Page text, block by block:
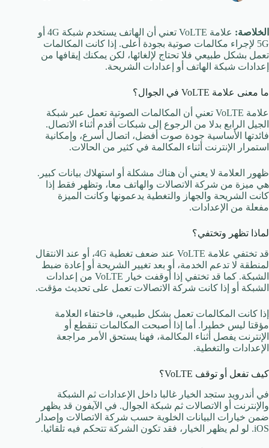
الخلاصة:
علامة VoLTE تعني أن الهاتف يستخدم شبكة 4G أو
5G لإجراء مكالمات صوتية بجودة أعلى. إذا كانت المكالمات
تعمل بشكل طبيعي فلا تحتاج لإلغائها، لكن يمكنك إيقافها من
إعدادات شبكة الهاتف أو إعدادات الشريحة.
ما معنى علامة VoLTE في الجوال؟
علامة VoLTE تعني أن المكالمات الصوتية تعمل عبر شبكة
الجيل الرابع بدلا من الرجوع إلى شبكات أقدم أثناء الاتصال.
فائدتها الأساسية جودة صوت أفضل، اتصال أسرع، وإمكانية
استمرار الإنترنت أثناء المكالمة في كثير من الحالات.
ظهور العلامة لا يعني أن هناك مشكلة أو استهلاك بيانات كبير.
هي ميزة من شركة الاتصالات والهاتف معا، وتظهر فقط إذا
كانت الشريحة والجهاز والتغطية يدعمونها وكانت الميزة
مفعلة من الإعدادات.
لماذا تظهر وتختفي؟
قد تختفي علامة VoLTE عند ضعف تغطية 4G، أو عند الانتقال
لمنطقة لا تدعم الخدمة، أو بعد تغيير الشريحة أو إعادة ضبط
الشبكة. كما قد تختفي إذا أوقفت خيار VoLTE من إعدادات
الشبكة أو إذا كانت شركة الاتصالات تعمل على تحديث مؤقت.
إذا كانت المكالمات تعمل بشكل طبيعي، فاختفاء العلامة
مؤقتا ليس خطيرا. أما إذا أصبحت المكالمات تنقطع أو
الإنترنت يفصل أثناء المكالمة، فهنا يستحق الأمر مراجعة
الإعدادات والتغطية.
كيف تفعل أو توقف VoLTE؟
في أندرويد ستجد الخيار غالبا داخل الإعدادات ثم الشبكة
والإنترنت أو الاتصالات ثم شبكة الجوال. في الآيفون قد يظهر
ضمن خيارات البيانات الخلوية حسب شركة الاتصالات وإصدار
iOS. لو لم يظهر الخيار، فقد تكون الشركة تتحكم فيه تلقائيا.